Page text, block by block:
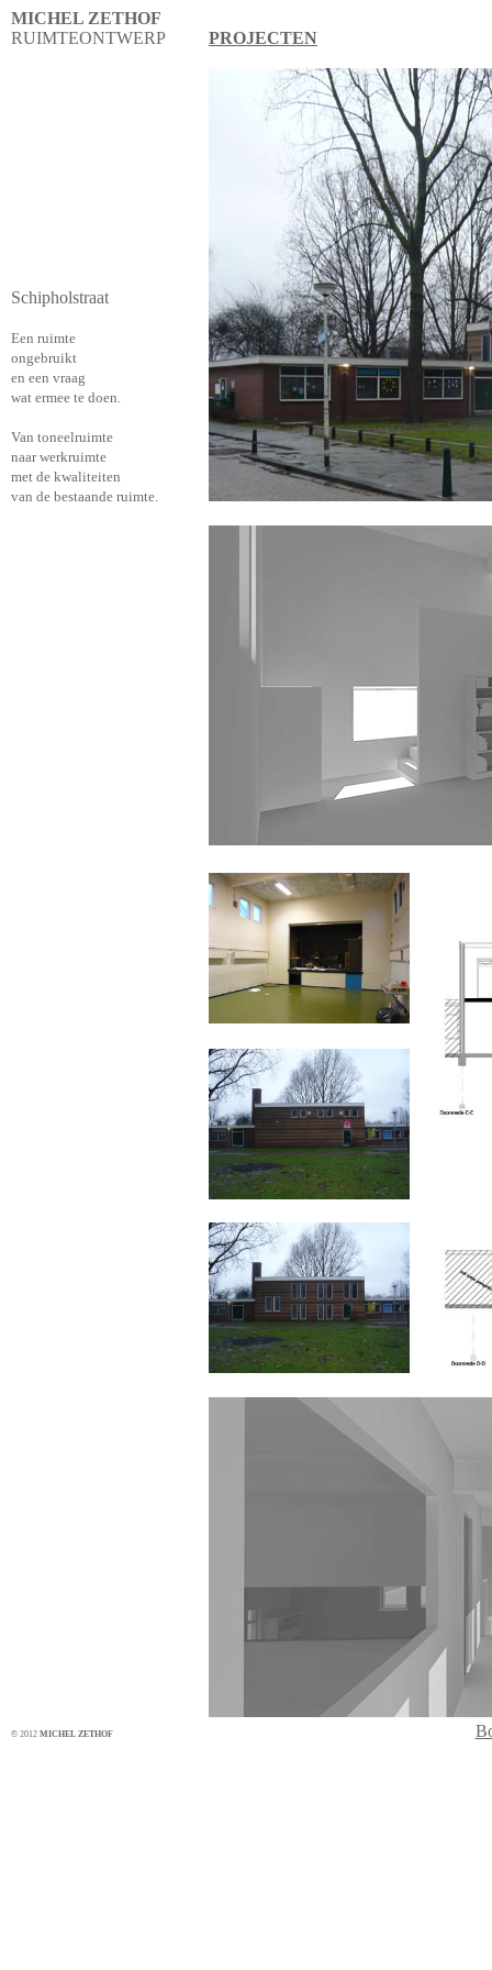
MICHEL ZETHOF
RUIMTEONTWERP
PROJECTEN
Schipholstraat
Een ruimte
ongebruikt
en een vraag
wat ermee te doen.
Van toneelruimte
naar werkruimte
met de kwaliteiten
van de bestaande ruimte.
© 2012 MICHEL ZETHOF